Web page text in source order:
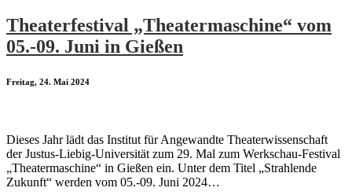
Theaterfestival „Theatermaschine“ vom
05.-09. Juni in Gießen
Freitag, 24. Mai 2024
Dieses Jahr lädt das Institut für Angewandte Theaterwissenschaft
der Justus-Liebig-Universität zum 29. Mal zum Werkschau-Festival
„Theatermaschine“ in Gießen ein. Unter dem Titel „Strahlende
Zukunft“ werden vom 05.-09. Juni 2024…